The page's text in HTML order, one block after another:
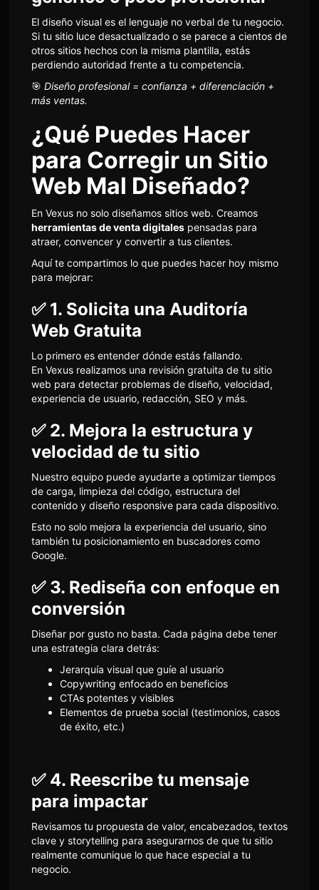
El diseño visual es el lenguaje no verbal de tu negocio.
Si tu sitio luce desactualizado o se parece a cientos de
otros sitios hechos con la misma plantilla, estás
perdiendo autoridad frente a tu competencia.
🎯 Diseño profesional = confianza + diferenciación +
más ventas.
¿Qué Puedes Hacer
para Corregir un Sitio
Web Mal Diseñado?
En Vexus no solo diseñamos sitios web. Creamos
herramientas de venta digitalespensadas para
atraer, convencer y convertir a tus clientes.
Aquí te compartimos lo que puedes hacer hoy mismo
para mejorar:
✅ 1. Solicita una Auditoría
Web Gratuita
Lo primero es entender dónde estás fallando.
En Vexus realizamos una revisión gratuita de tu sitio
web para detectar problemas de diseño, velocidad,
experiencia de usuario, redacción, SEO y más.
✅ 2. Mejora la estructura y
velocidad de tu sitio
Nuestro equipo puede ayudarte a optimizar tiempos
de carga, limpieza del código, estructura del
contenido y diseño responsive para cada dispositivo.
Esto no solo mejora la experiencia del usuario, sino
también tu posicionamiento en buscadores como
Google.
✅ 3. Rediseña con enfoque en
conversión
Diseñar por gusto no basta. Cada página debe tener
una estrategia clara detrás:
Jerarquía visual que guíe al usuario
Copywriting enfocado en beneficios
CTAs potentes y visibles
Elementos de prueba social (testimonios, casos
de éxito, etc.)
✅ 4. Reescribe tu mensaje
para impactar
Revisamos tu propuesta de valor, encabezados, textos
clave y storytelling para asegurarnos de que tu sitio
realmente comunique lo que hace especial a tu
negocio.